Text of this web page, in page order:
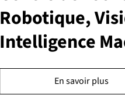
Robotique,
Intelligence
En savoir plus